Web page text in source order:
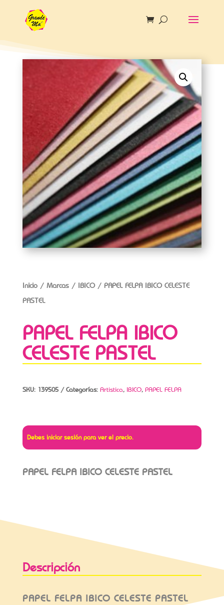
Inicio/ Marcas/ IBICO/ PAPEL FELPA IBICO CELESTE
PASTEL
PAPEL FELPA IBICO
CELESTE PASTEL
SKU: 139505 Categorías: Artistica, IBICO, PAPEL FELPA
Debes iniciar sesión para ver el precio.
PAPEL FELPA IBICO CELESTE PASTEL
Descripción
PAPEL FELPA IBICO CELESTE PASTEL